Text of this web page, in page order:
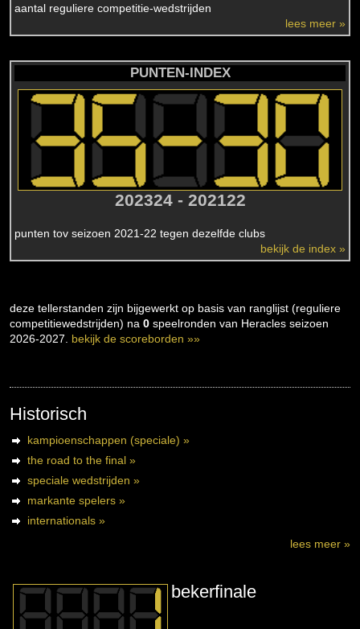
aantal reguliere competitie-wedstrijden
lees meer »
PUNTEN-INDEX
202324 - 202122
punten tov seizoen 2021-22 tegen dezelfde clubs
bekijk de index »
deze tellerstanden zijn bijgewerkt op basis van ranglijst (reguliere
competitiewedstrijden) na 0 speelronden van Heracles seizoen
2026-2027. bekijk de scoreborden »»
Historisch
kampioenschappen (speciale) »
the road to the final »
speciale wedstrijden »
markante spelers »
internationals »
lees meer »
bekerfinale